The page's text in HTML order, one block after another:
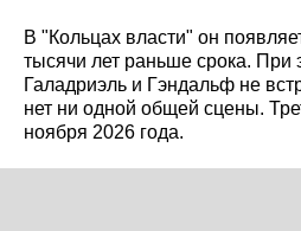
В "Кольцах власти" он
тысячи лет раньше срока. При
Галадриэль и Гэндальф не
нет ни одной общей сцены.
ноября 2026 года.